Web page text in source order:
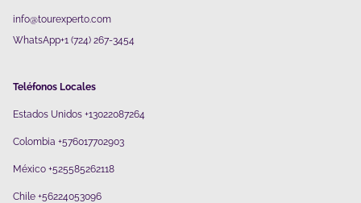
info@tourexperto.com
WhatsApp+1 (724) 267-3454
Teléfonos Locales
Estados Unidos +13022087264
Colombia +576017702903
México +525585262118
Chile +56224053096